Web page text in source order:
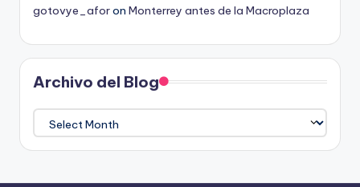
gotovye_aforon Monterrey antes de la Macroplaza
Archivo del Blog
del
Blog